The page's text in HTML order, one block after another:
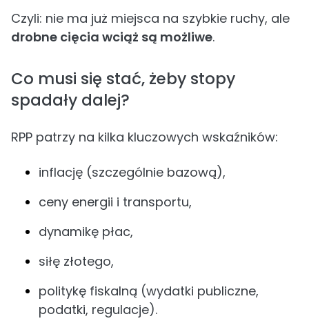
Czyli: nie ma już miejsca na szybkie ruchy, ale
drobne cięcia wciąż są możliwe.
Co musi się stać, żeby stopy
spadały dalej?
RPP patrzy na kilka kluczowych wskaźników:
inflację (szczególnie bazową),
ceny energii i transportu,
dynamikę płac,
siłę złotego,
politykę fiskalną (wydatki publiczne,
podatki, regulacje).